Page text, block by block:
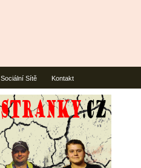
Sociální Sítě Kontakt